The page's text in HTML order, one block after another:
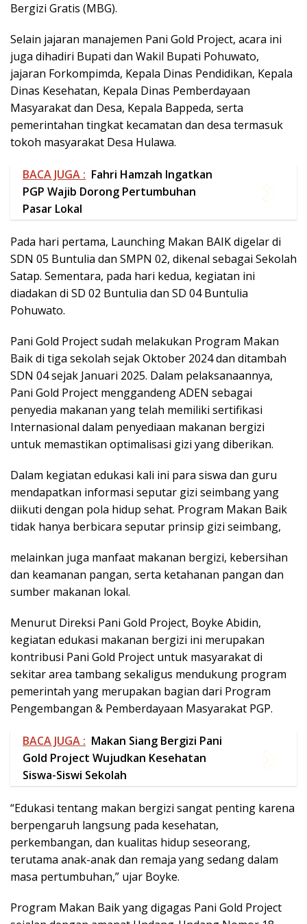
pemerintahan tingkat kecamatan dan desa termasuk
BACA JUGA : Fahri Hamzah Ingatkan
PGP Wajib Dorong Pertumbuhan
Pasar Lokal
Pada hari pertama, Launching Makan BAIK digelar di
SDN 05 Buntulia dan SMPN 02, dikenal sebagai Sekolah
diadakan di SD 02 Buntulia dan SD 04 Buntulia
Pohuwato.
Pani Gold Project sudah melakukan Program Makan
Baik di tiga sekolah sejak Oktober 2024 dan ditambah
SDN 04 sejak Januari 2025. Dalam pelaksanaannya,
Pani Gold Project menggandeng ADEN sebagai
penyedia makanan yang telah memiliki sertifikasi
Internasional dalam penyediaan makanan bergizi
Dalam kegiatan edukasi kali ini para siswa dan guru
mendapatkan informasi seputar gizi seimbang yang
diikuti dengan pola hidup sehat. Program Makan Baik
tidak hanya berbicara seputar prinsip gizi seimbang,
melainkan juga manfaat makanan bergizi, kebersihan
sumber makanan lokal.
Menurut Direksi Pani Gold Project, Boyke Abidin,
kegiatan edukasi makanan bergizi ini merupakan
sekitar area tambang sekaligus mendukung program
pemerintah yang merupakan bagian dari Program
Pengembangan & Pemberdayaan Masyarakat PGP.
BACA JUGA : Makan Siang Bergizi Pani
Gold Project Wujudkan Kesehatan
Siswa-Siswi Sekolah
“Edukasi tentang makan bergizi sangat penting karena
berpengaruh langsung pada kesehatan,
terutama anak-anak dan remaja yang sedang dalam
masa pertumbuhan,” ujar Boyke.
Program Makan Baik yang digagas Pani Gold Project
sejalan dengan amanat Undang-Undang Nomor 18
Tahun 2012 tentang Pangan. Program ini mendukung
upaya pemerintah dalam mendorong pola konsumsi
yang Beragam, Bergizi, Seimbang, dan Aman (B2SA),
sekaligus memperkuat kesadaran akan pentingnya
perlindungan Hak Asasi Manusia.